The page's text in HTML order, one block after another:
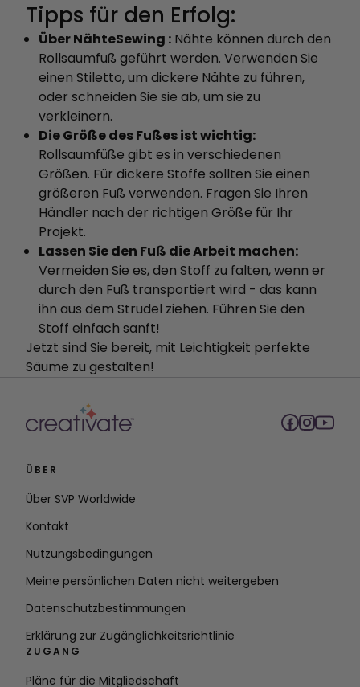
Tipps für den Erfolg:
Über NähteSewing : Nähte können durch den
Rollsaumfuß geführt werden. Verwenden Sie
einen Stiletto, um dickere Nähte zu führen,
oder schneiden Sie sie ab, um sie zu
verkleinern.
Die Größe des Fußes ist wichtig:
Rollsaumfüße gibt es in verschiedenen
Größen. Für dickere Stoffe sollten Sie einen
größeren Fuß verwenden. Fragen Sie Ihren
Händler nach der richtigen Größe für Ihr
Projekt.
Lassen Sie den Fuß die Arbeit machen:
Vermeiden Sie es, den Stoff zu falten, wenn er
durch den Fuß transportiert wird - das kann
ihn aus dem Strudel ziehen. Führen Sie den
Stoff einfach sanft!
Jetzt sind Sie bereit, mit Leichtigkeit perfekte
Säume zu gestalten!
ÜBER
Über SVP Worldwide
Kontakt
Nutzungsbedingungen
Meine persönlichen Daten nicht weitergeben
Datenschutzbestimmungen
Erklärung zur Zugänglichkeitsrichtlinie
ZUGANG
Pläne für die Mitgliedschaft